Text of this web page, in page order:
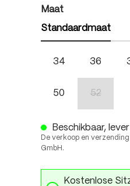
Maatauswählen
Standaardmaat
34 36
50 52
Beschikbaar,
De verkoop en
GmbH.
Kostenlose